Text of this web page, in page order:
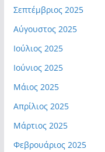
Σεπτέμβριος 2025
Αύγουστος 2025
Ιούλιος 2025
Ιούνιος 2025
Μάιος 2025
Απρίλιος 2025
Μάρτιος 2025
Φεβρουάριος 2025